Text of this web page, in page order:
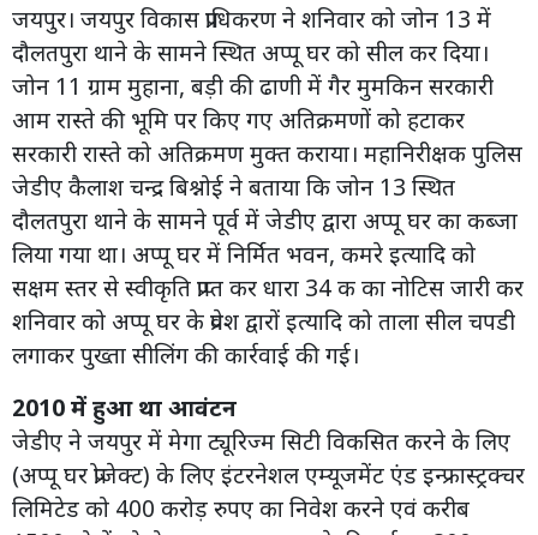
जयपुर। जयपुर विकास प्राधिकरण ने शनिवार को जोन 13 में
दौलतपुरा थाने के सामने स्थित अप्पू घर को सील कर दिया।
जोन 11 ग्राम मुहाना, बड़ी की ढाणी में गैर मुमकिन सरकारी
आम रास्ते की भूमि पर किए गए अतिक्रमणों को हटाकर
सरकारी रास्ते को अतिक्रमण मुक्त कराया। महानिरीक्षक पुलिस
जेडीए कैलाश चन्द्र बिश्नोई ने बताया कि जोन 13 स्थित
दौलतपुरा थाने के सामने पूर्व में जेडीए द्वारा अप्पू घर का कब्जा
लिया गया था। अप्पू घर में निर्मित भवन, कमरे इत्यादि को
सक्षम स्तर से स्वीकृति प्राप्त कर धारा 34 क का नोटिस जारी कर
शनिवार को अप्पू घर के प्रवेश द्वारों इत्यादि को ताला सील चपडी
लगाकर पुख्ता सीलिंग की कार्रवाई की गई।
2010 में हुआ था आवंटन
जेडीए ने जयपुर में मेगा ट्यूरिज्म सिटी विकसित करने के लिए
(अप्पू घर प्रोजेक्ट) के लिए इंटरनेशल एम्यूजमेंट एंड इन्फ्रास्ट्रक्चर
लिमिटेड को 400 करोड़ रुपए का निवेश करने एवं करीब